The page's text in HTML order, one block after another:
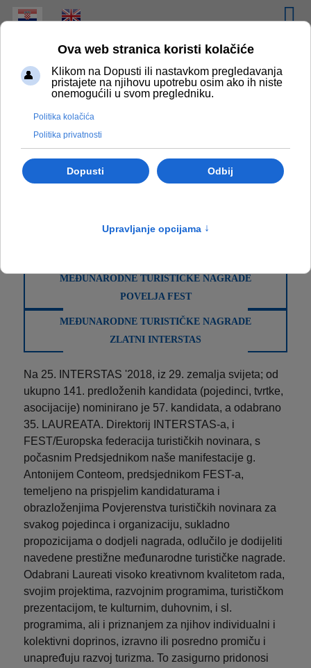
Odaberite svoj jezik
CERTIFIKAT KEA-CRO
MEĐUNARODNI ZLATNI CVIJET
POSEBNA PRIZNANJA
MEĐUNARODNE TURISTIČKE NAGRADE
POVELJA FEST
MEĐUNARODNE TURISTIČKE NAGRADE
ZLATNI INTERSTAS
Na 25. INTERSTAS '2018, iz 29. zemalja svijeta; od
ukupno 141. predloženih kandidata (pojedinci, tvrtke,
asocijacije) nominirano je 57. kandidata, a odabrano
35. LAUREATA. Direktorij INTERSTAS-a, i
FEST/Europska federacija turističkih novinara, s
počasnim Predsjednikom naše manifestacije g.
Antonijem Conteom, predsjednikom FEST-a,
temeljeno na prispjelim kandidaturama i
obrazloženjima Povjerenstva turističkih novinara za
svakog pojedinca i organizaciju, sukladno
propozicijama o dodjeli nagrada, odlučilo je dodijeliti
navedene prestižne međunarodne turističke nagrade.
Odabrani Laureati visoko kreativnom kvalitetom rada,
svojim projektima, razvojnim programima, turističkom
prezentacijom, te kulturnim, duhovnim, i sl.
programima, ali i priznanjem za njihov individualni i
kolektivni doprinos, izravno ili posredno promiču i
unapređuju razvoj turizma. To zasigurno pridonosi